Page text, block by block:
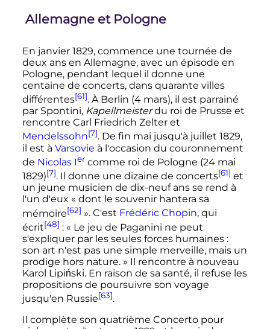
Allemagne et Pologne
En janvier 1829, commence une tournée de
deux ans en Allemagne, avec un épisode en
Pologne, pendant lequel il donne une
centaine de concerts, dans quarante villes
différentes[61]. À Berlin (4 mars), il est parrainé
par Spontini, Kapellmeisterdu roi de Prusse et
rencontre Carl Friedrich Zelter et
Mendelssohn[7]. De fin mai jusqu'à juillet 1829,
il est à Varsovie à l'occasion du couronnement
de Nicolas Iercomme roi de Pologne (24 mai
1829)[7]. Il donne une dizaine de concerts[61] et
un jeune musicien de dix-neuf ans se rend à
l'un d'eux « dont le souvenir hantera sa
mémoire[62] ». C'est Frédéric Chopin, qui
écrit[48] : « Le jeu de Paganini ne peut
s'expliquer par les seules forces humaines :
son art n'est pas une simple merveille, mais un
prodige hors nature. » Il rencontre à nouveau
Karol Lipiński. En raison de sa santé, il refuse les
propositions de poursuivre son voyage
jusqu'en Russie[63].
Il complète son quatrième Concerto pour